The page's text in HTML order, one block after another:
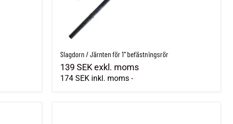
Slagdorn / Järnten för 1" befästningsrör
139 SEKexkl. moms
174 SEKinkl. moms -